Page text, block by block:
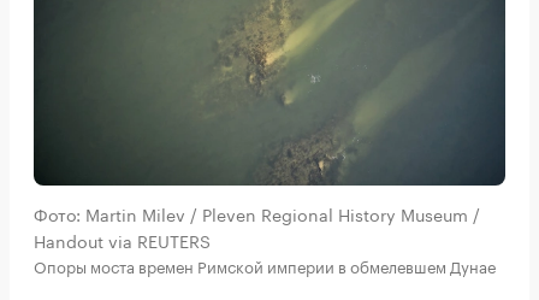
Фото: Martin Milev / Pleven Regional History Museum /
Handout via REUTERS
Опоры моста времен Римской империи в обмелевшем Дунае